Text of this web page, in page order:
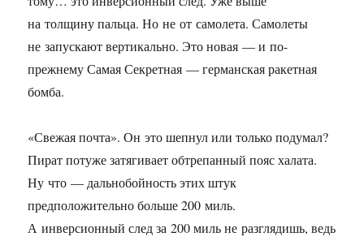
на толщину пальца. Но не от самолета. Самолеты
не запускают вертикально. Это новая — и по-
прежнему Самая Секретная — германская ракетная
бомба.
«Свежая почта». Он это шепнул или только подумал?
Пират потуже затягивает обтрепанный пояс халата.
Ну что — дальнобойность этих штук
предположительно больше 200 миль.
А инверсионный след за 200 миль не разглядишь, ведь